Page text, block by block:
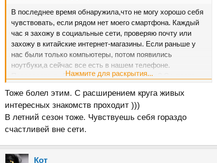
В последнее время обнаружила,что не могу хорошо себя
чувствовать, если рядом нет моего смартфона. Каждый
час я захожу в социальные сети, проверяю почту или
захожу в китайские интернет-магазины. Если раньше у
нас были только компьютеры, потом появились
ноутбуки,а сейчас все есть в нашем телефоне.
Проверяете ли Вы свой телефон постоянно? Считаете
Нажмите для раскрытия...
Тоже болел этим. С расширением круга живых
интересных знакомств проходит )))
В летний сезон тоже. Чувствуешь себя гораздо
счастливей вне сети.
Кот